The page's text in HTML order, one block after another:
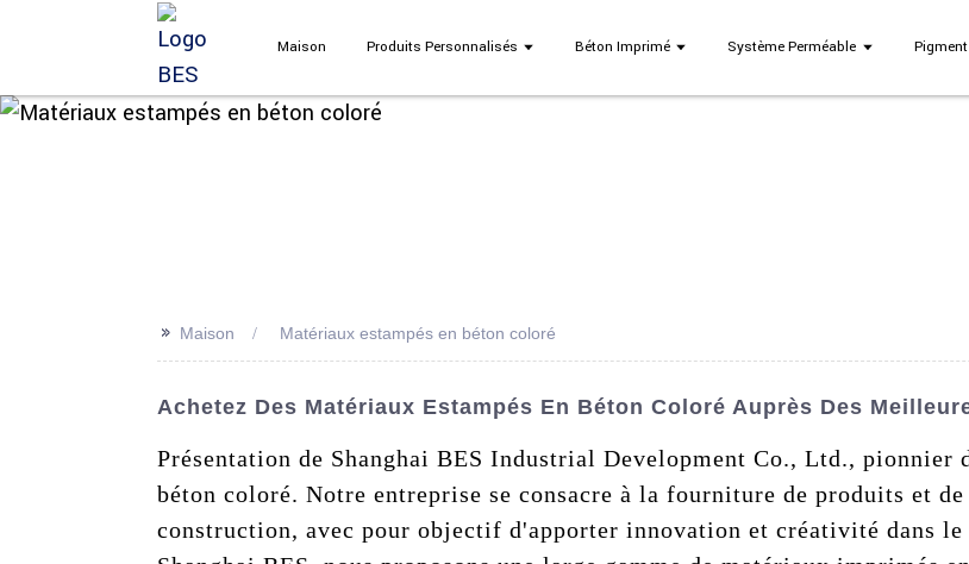
Maison Produits Personnalisés Béton Imprimé Système Perméable Pigment
>> Maison Matériaux estampés en béton coloré
Achetez Des Matériaux Estampés En Béton Coloré Auprès Des
Présentation de Shanghai BES Industrial Development Co., Ltd., pionnier
béton coloré. Notre entreprise se consacre à la fourniture de produits et
construction, avec pour objectif d'apporter innovation et créativité dans le